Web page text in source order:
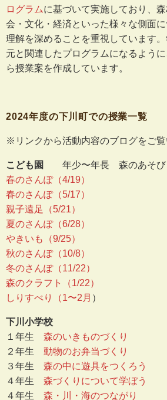
ログラムに基づいて実施しており、
会・文化・経済といった様々な側面
理解を深めることを重視しています
元と関連したプログラムになるよう
ら授業案を作成しています。
2024年度の下川町での授業一覧
※リンクから活動内容のブログをご覧
こども園
年少〜年長 森のあそび
春のさんぽ（4/19）
春のさんぽ（5/17）
親子遠足（5/21）
夏のさんぽ（6/28）
やきいも（9/25）
秋のさんぽ（10/8）
冬のさんぽ（11/22）
森のクラフト（1/22）
しりすべり（1〜2月 ）
下川小学校
１年生 森のいきものづくり
２年生 動物のお弁当づくり
３年生 森の中に遊具をつくろう
４年生 森づくりについて学ぼう
４年生 森・川・海のつながり